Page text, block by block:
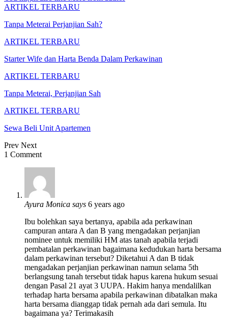
ARTIKEL TERBARU
Tanpa Meterai Perjanjian Sah?
ARTIKEL TERBARU
Starter Wife dan Harta Benda Dalam Perkawinan
ARTIKEL TERBARU
Tanpa Meterai, Perjanjian Sah
ARTIKEL TERBARU
Sewa Beli Unit Apartemen
Prev Next
1 Comment
Ayura Monica says 6 years ago
Ibu bolehkan saya bertanya, apabila ada perkawinan
campuran antara A dan B yang mengadakan perjanjian
nominee untuk memiliki HM atas tanah apabila terjadi
pembatalan perkawinan bagaimana kedudukan harta bersama
dalam perkawinan tersebut? Diketahui A dan B tidak
mengadakan perjanjian perkawinan namun selama 5th
berlangsung tanah tersebut tidak hapus karena hukum sesuai
dengan Pasal 21 ayat 3 UUPA. Hakim hanya mendalilkan
terhadap harta bersama apabila perkawinan dibatalkan maka
harta bersama dianggap tidak pernah ada dari semula. Itu
bagaimana ya? Terimakasih